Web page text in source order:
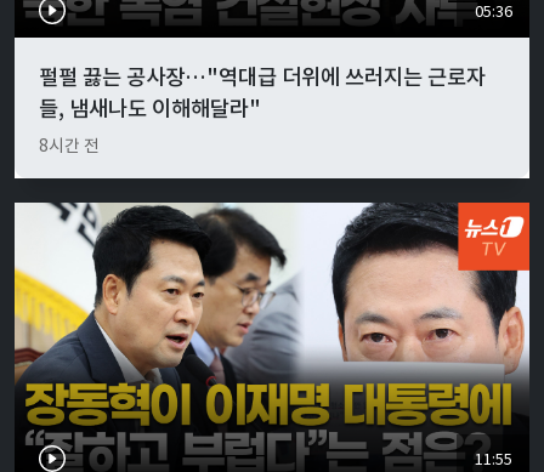
05:36
펄펄 끓는 공사장…"역대급 더위에 쓰러지는 근로자
들, 냄새나도 이해해달라"
8시간 전
11:55